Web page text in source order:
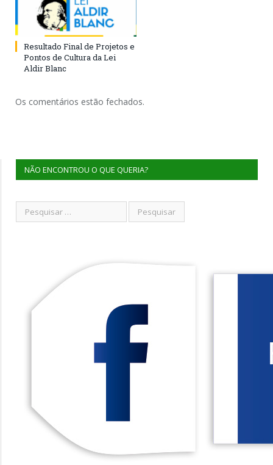
Resultado Final de Projetos e
Pontos de Cultura da Lei
Aldir Blanc
Os comentários estão fechados.
NÃO ENCONTROU O QUE QUERIA?